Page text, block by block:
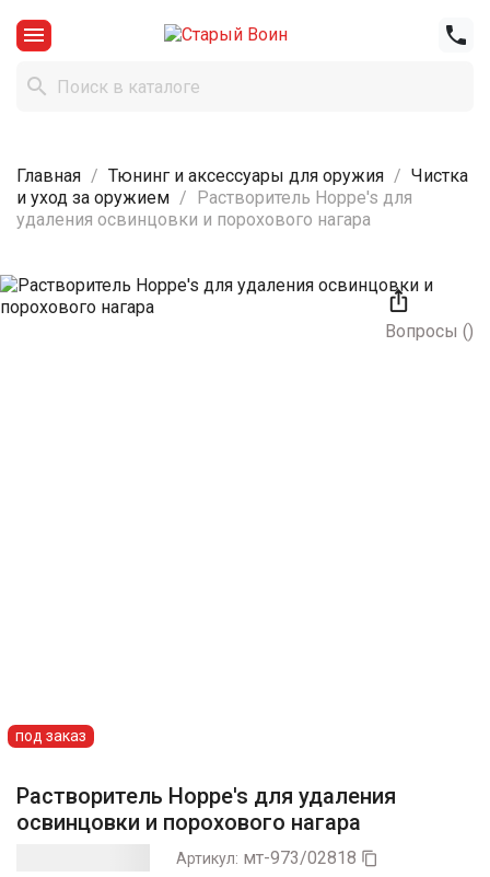



Главная Тюнинг и аксессуары для оружия
Чистка
и уход за оружием
Растворитель Hoppe's для
удаления освинцовки и порохового нагара

Вопросы ()
под заказ
Растворитель Hoppe's для удаления
освинцовки и порохового нагара
Артикул: мт-973/02818 